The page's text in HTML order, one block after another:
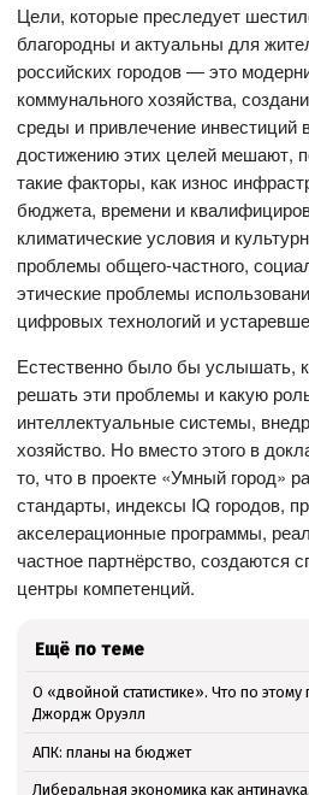
Цели, которые преследует
благородны и актуальны для
российских городов — это
коммунального хозяйства,
среды и привлечение инвестиций
достижению этих целей мешают,
такие факторы, как износ
бюджета, времени и
климатические условия и
проблемы общего-частного,
этические проблемы
цифровых технологий и
Естественно было бы услышать,
решать эти проблемы и какую
интеллектуальные системы,
хозяйство. Но вместо этого в
то, что в проекте «Умный город»
стандарты, индексы IQ городов,
акселерационные программы,
частное партнёрство, создаются
центры компетенций.
Ещё по теме
О «двойной статистике». Что по
Джордж Оруэлл
АПК: планы на бюджет
Либеральная экономика как